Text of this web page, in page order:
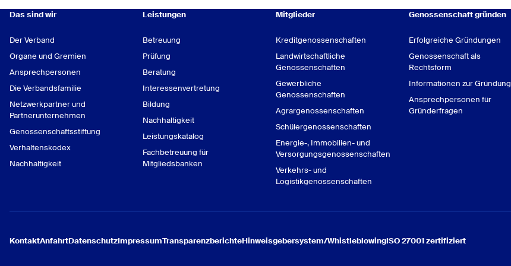
069 6978-3836
Dr. Stefan Touchard
Team-Koordinator
Verkehr und Logistik
und Gründungsberatung,
insb. für Wohnen/Immobilien, Handwerk und
Handel
0211 16091-4349
Kai Sauerwein
Berater
Energie
069 6978-3836
Stephanie Düker
Team-Koordinatorin
Schülergenossenschaften
und Gründungsberatung insb. für Dorfläden,
Gastronomie und Energie
0211 16091-4680
Das sind wir
Der Verband
Organe und Gremien
Ansprechpersonen
Die Verbandsfamilie
Netzwerkpartner und
Partnerunternehmen
Genossenschaftsstiftung
Verhaltenskodex
Nachhaltigkeit
Leistungen
Betreuung
Prüfung
Beratung
Interessenvertretung
Bildung
Nachhaltigkeit
Leistungskatalog
Fachbetreuung für
Mitgliedsbanken
Mitglieder
Kreditgenossenschaften
Landwirtschaftliche
Genossenschaften
Gewerbliche
Genossenschaften
Agrargenossenschaften
Schülergenossenschaften
Energie-, Immobilien- und
Versorgungsgenossenschaften
Verkehrs- und
Logistikgenossenschaften
Genossenschaft gründen
Erfolgreiche Gründungen
Genossenschaft als
Rechtsform
Informationen zur Gründung
Ansprechpersonen für
Gründerfragen
KontaktAnfahrtDatenschutzImpressumTransparenzberichteHinweisgebersystem/WhistleblowingISO 27001 zertifiziert